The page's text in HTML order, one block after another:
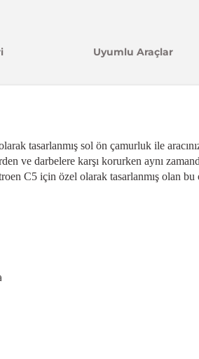
Uyumlu Araçlar
tasarlanmış sol ön çamurluk ile
ve darbelere karşı korurken aynı
C5 için özel olarak tasarlanmış olan